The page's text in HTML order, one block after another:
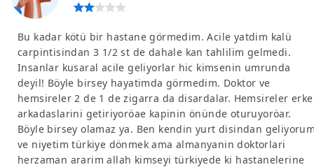
Bu kadar kötü bir hastane görmedim. Acile yatdim kalü
carpintisindan 3 1/2 st de dahale kan tahlilim gelmedi.
Insanlar kusaral acile geliyorlar hic kimsenin umrunda
deyil! Böyle birsey hayatimda görmedim. Doktor ve
hemsireler 2 de 1 de zigarra da disardalar. Hemsireler
arkadaslarini getiriyoröae kapinin önünde oturuyoröar.
Böyle birsey olamaz ya. Ben kendin yurt disindan
ve niyetim türkiye dönmek ama almanyanin doktorlari
herzaman ararim allah kimseyi türkiyede ki hastanelerine